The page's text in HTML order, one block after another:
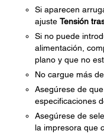
Si aparecen
ajuste Tensión
Si no puede
alimentación,
plano y que no
No cargue más
Asegúrese de
especificaciones
Asegúrese de
la impresora que